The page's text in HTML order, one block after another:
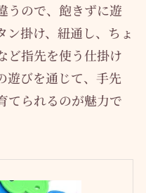
うので、飽きずに遊
掛け、紐通し、ちょ
ど指先を使う仕掛け
遊びを通じて、手先
てられるのが魅力で